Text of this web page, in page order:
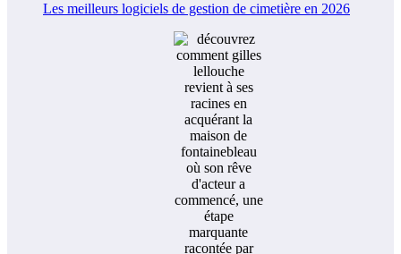
Les meilleurs logiciels de gestion de cimetière en 2026